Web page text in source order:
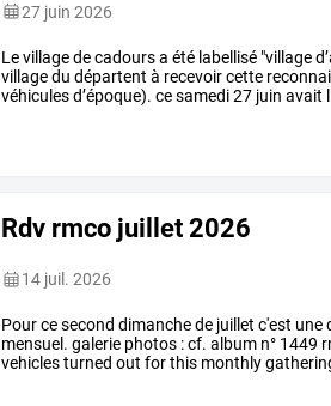
27 juin 2026
Levillagedecadoursa été labellisé "village
villagedu départent à recevoircette
véhiculesd’époque). cesamedi27 juin avait
Rdv rmco juillet 2026
14 juil. 2026
Pour ce second dimanche de juillet c'est
mensuel. galerie photos : cf. album n° 1449
vehicles turned out for this monthly